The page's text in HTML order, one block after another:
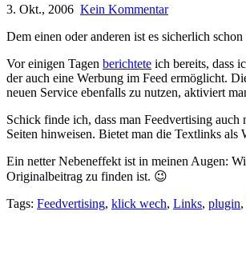
3. Okt., 2006 Kein Kommentar
Dem einen oder anderen ist es sicherlich
Vor einigen Tagen berichtete ich bereits, dass
der auch eine Werbung im Feed ermöglicht.
neuen Service ebenfalls zu nutzen, aktiviert
Schick finde ich, dass man Feedvertising
Seiten hinweisen. Bietet man die Textlinks als
Ein netter Nebeneffekt ist in meinen Augen:
Originalbeitrag zu finden ist. 😉
Tags: Feedvertising, klick wech, Links, plugin,